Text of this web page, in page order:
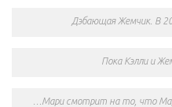
Дэбающая Жемчик. В
Пока Кэлли и
…Мари смотрит на то, что